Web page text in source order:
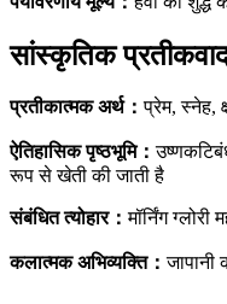
सांस्कृतिक
प्रतीकात्मक अर्थ：प्रेम, स्नेह,
ऐतिहासिक पृष्ठभूमि：
रूप से खेती की जाती है
संबंधित त्योहार：मॉर्निंग ग्लोरी
कलात्मक अभिव्यक्ति：जापानी